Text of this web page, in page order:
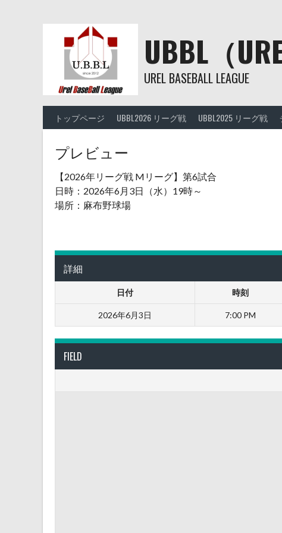
UBBL（
UREL BASEBALL LEAGUE
トップページ UBBL2026 リーグ戦 UBBL2025 リーグ戦
プレビュー
【2026年リーグ戦 Mリーグ】第6試合
日時：2026年6月3日（水）19時～
場所：麻布野球場
詳細
日付 時刻
2026年6月3日 7:00 PM
FIELD